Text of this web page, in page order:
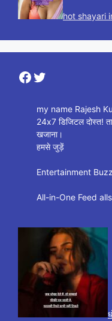
hot shayari
Facebook
Twitter
my name Rajesh
24x7 डिजिटल दोस्त!
खजाना।
हमसे जुड़ें
Entertainment Buzz
All-in-One Feed